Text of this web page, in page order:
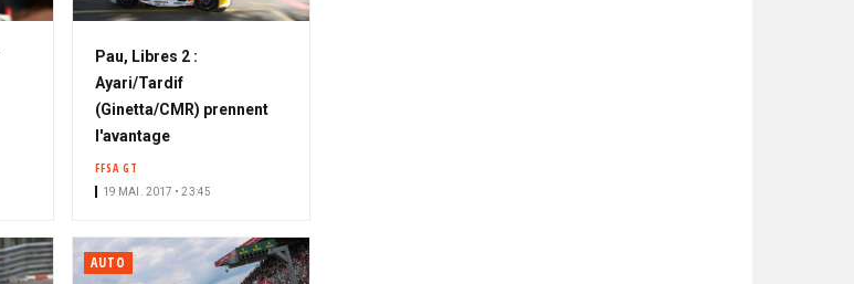
Pau, Libres 2 :
Ayari/Tardif
(Ginetta/CMR) prennent
l'avantage
FFSA GT
19 MAI. 2017 • 23:45
AUTO